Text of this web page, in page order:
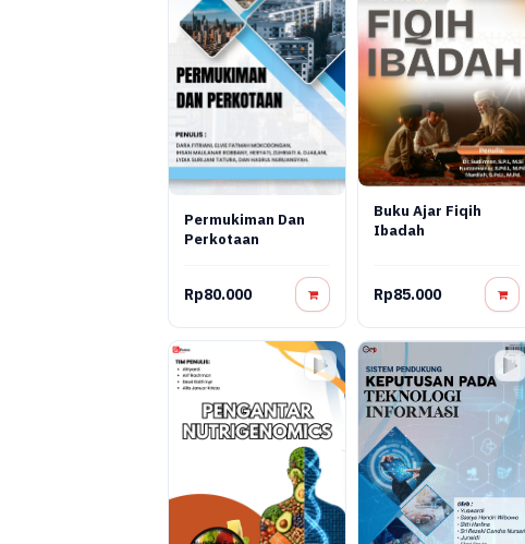
Permukiman Dan
Perkotaan
Rp80.000
Buku Ajar Fiqih
Ibadah
Rp85.000